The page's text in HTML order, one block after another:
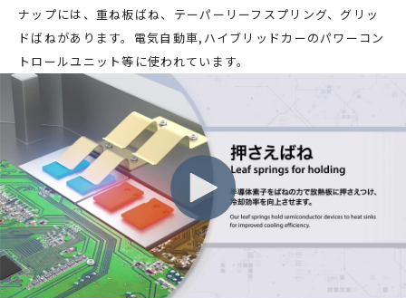
ナップには、重ね板ばね、テーパーリーフスプリング、グリッ
ドばねがあります。電気自動車,ハイブリッドカーのパワーコン
トロールユニット等に使われています。